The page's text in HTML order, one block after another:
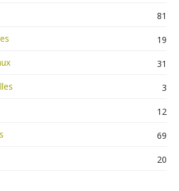
81
19
31
3
12
69
20